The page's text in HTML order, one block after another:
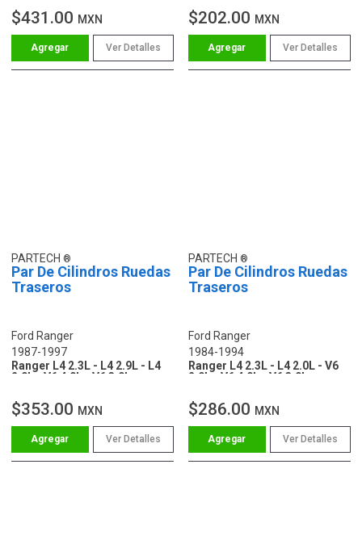
$431.00 MXN
Ver Detalles
$202.00 MXN
Ver Detalles
PARTECH
Par De Cilindros Ruedas
Traseros
Ford Ranger
1987-1997
Ranger L4 2.3L - L4 2.9L - L4
2.0L - V6 4.0L - V6 3.0L
$353.00 MXN
Ver Detalles
PARTECH
Par De Cilindros Ruedas
Traseros
Ford Ranger
1984-1994
Ranger L4 2.3L - L4 2.0L - V6
2.9L - V6 4.0L - V6 3.0L
$286.00 MXN
Ver Detalles